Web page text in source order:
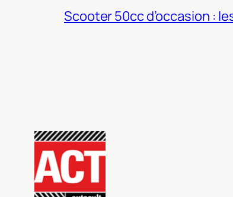
Scooter 50cc d’occasion :